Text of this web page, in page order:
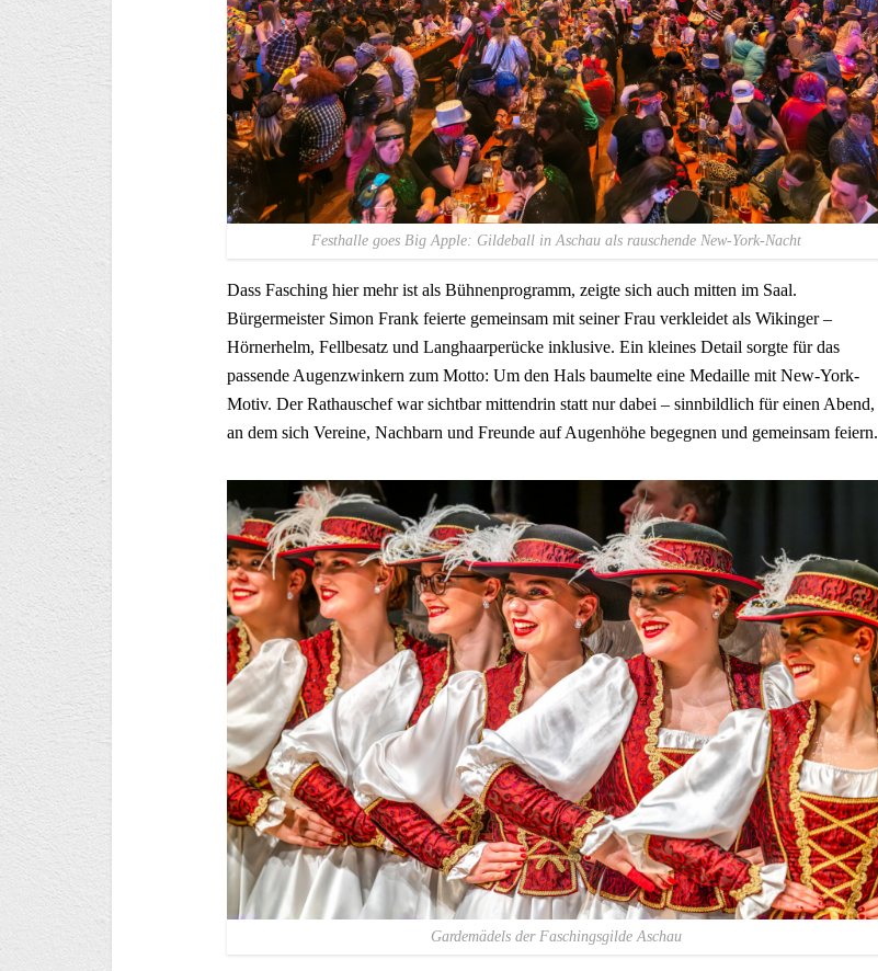
Festhalle goes Big Apple: Gildeball in Aschau als rauschende New-York-Nacht
Dass Fasching hier mehr ist als Bühnenprogramm, zeigte sich auch mitten im Saal.
Bürgermeister Simon Frank feierte gemeinsam mit seiner Frau verkleidet als Wikinger –
Hörnerhelm, Fellbesatz und Langhaarperücke inklusive. Ein kleines Detail sorgte für das
passende Augenzwinkern zum Motto: Um den Hals baumelte eine Medaille mit New-York-
Motiv. Der Rathauschef war sichtbar mittendrin statt nur dabei – sinnbildlich für einen Abend,
an dem sich Vereine, Nachbarn und Freunde auf Augenhöhe begegnen und gemeinsam feiern.
Gardemädels der Faschingsgilde Aschau